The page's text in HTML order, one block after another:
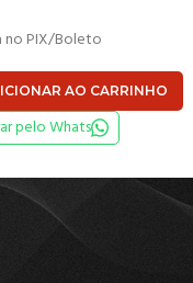
no PIX/Boleto
AO CARRINHO
pelo Whats